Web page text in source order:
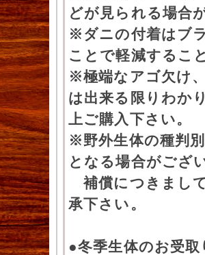
どが見られる場合
※ダニの付着はブ
ことで軽減するこ
※極端なアゴ欠け
は出来る限りわか
上ご購入下さい。
※野外生体の種判
となる場合がござ
補償につきまし
承下さい。
●冬季生体のお受